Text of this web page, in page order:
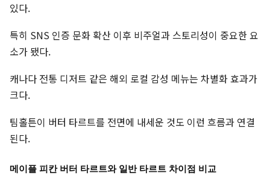
있다.
특히 SNS 인증 문화 확산 이후 비주얼과 스토리성이 중요한 요
소가 됐다.
캐나다 전통 디저트 같은 해외 로컬 감성 메뉴는 차별화 효과가
크다.
팀홀튼이 버터 타르트를 전면에 내세운 것도 이런 흐름과 연결
된다.
메이플 피칸 버터 타르트와 일반 타르트 차이점 비교